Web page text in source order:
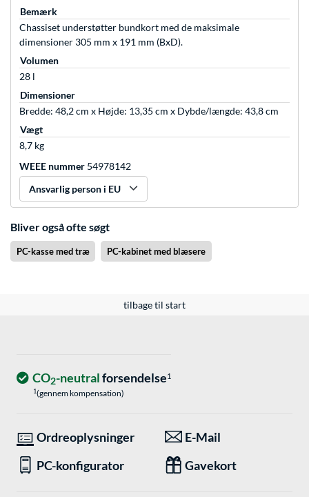
Bemærk
Chassiset understøtter bundkort med de maksimale
dimensioner 305 mm x 191 mm (BxD).
Volumen
28 l
Dimensioner
Bredde: 48,2 cm x Højde: 13,35 cm x Dybde/længde: 43,8 cm
Vægt
8,7 kg
WEEE nummer 54978142
Ansvarlig person i EU
Bliver også ofte søgt
PC-kasse med træ PC-kabinet med blæsere
tilbage til start
CO2-neutralforsendelse1
1(gennem kompensation)
Ordreoplysninger
E-Mail
PC-konfigurator
Gavekort